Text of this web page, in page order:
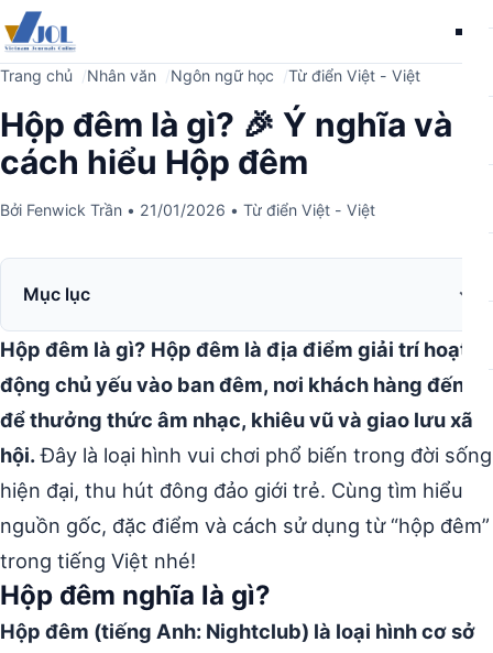
Trang chủ Nhân văn Ngôn ngữ học Từ điển Việt - Việt
Hộp đêm là gì? 🎉 Ý nghĩa và
cách hiểu Hộp đêm
Bởi Fenwick Trần • 21/01/2026 • Từ điển Việt - Việt
Mục lục
Hộp đêm là gì? Hộp đêm là địa điểm giải trí hoạt
động chủ yếu vào ban đêm, nơi khách hàng đến
để thưởng thức âm nhạc, khiêu vũ và giao lưu xã
hội.Đây là loại hình vui chơi phổ biến trong đời sống
hiện đại, thu hút đông đảo giới trẻ. Cùng tìm hiểu
nguồn gốc, đặc điểm và cách sử dụng từ “hộp đêm”
trong tiếng Việt nhé!
Hộp đêm nghĩa là gì?
Hộp đêm (tiếng Anh: Nightclub) là loại hình cơ sở